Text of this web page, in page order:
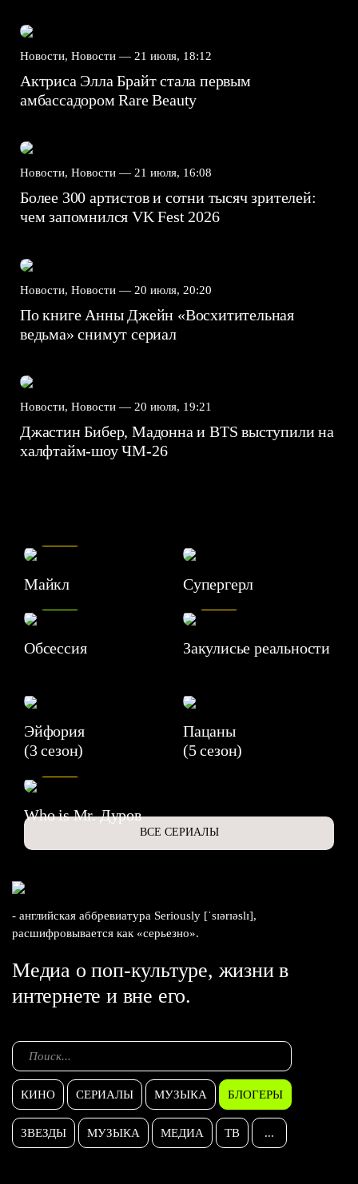
Новости, Новости — 21 июля, 18:12
Актриса Элла Брайт стала первым
амбассадором Rare Beauty
Новости, Новости — 21 июля, 16:08
Более 300 артистов и сотни тысяч зрителей:
чем запомнился VK Fest 2026
Новости, Новости — 20 июля, 20:20
По книге Анны Джейн «Восхитительная
ведьма» снимут сериал
Новости, Новости — 20 июля, 19:21
Джастин Бибер, Мадонна и BTS выступили на
халфтайм-шоу ЧМ-26
Майкл Супергерл
8.2
Обсессия
7.1
Закулисье реальности
Эйфория
(3 сезон)
Пацаны
(5 сезон)
Who is Mr. Дуров
ВСЕ СЕРИАЛЫ
- английская аббревиатура Seriously [ˈsɪərɪəslɪ],
расшифровывается как «серьезно».
Медиа о поп-культуре, жизни в
интернете и вне его.
КИНО СЕРИАЛЫ МУЗЫКА БЛОГЕРЫ
ЗВЕЗДЫ МУЗЫКА МЕДИА ТВ ...